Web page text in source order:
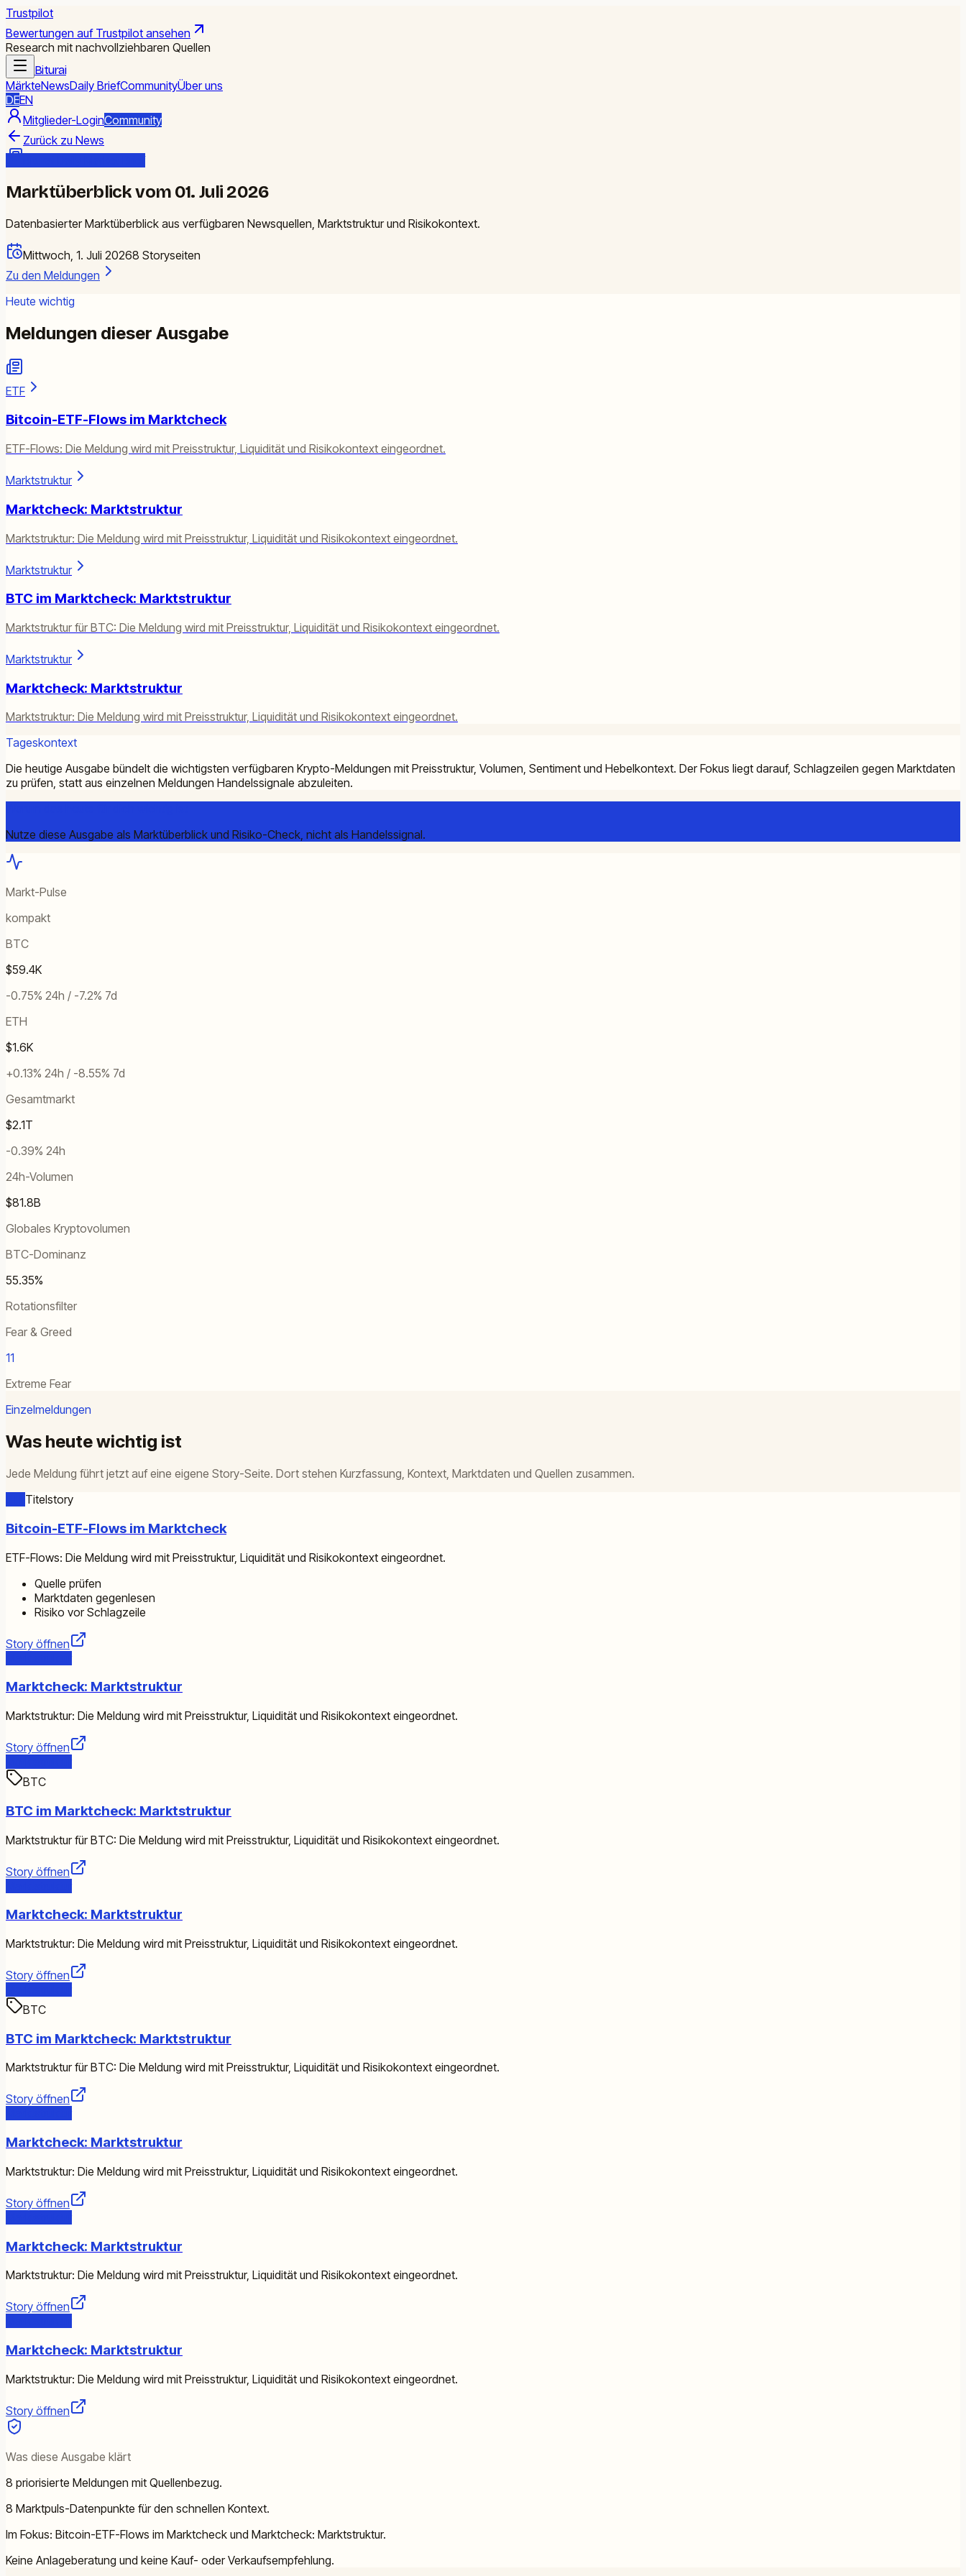
Trustpilot
Bewertungen auf Trustpilot ansehen
Research mit nachvollziehbaren Quellen
Biturai
MärkteNewsDaily BriefCommunityÜber uns
DEEN
Mitglieder-LoginCommunity
Zurück zu News
Marktüberblick vom 01. Juli 2026
Datenbasierter Marktüberblick aus verfügbaren Newsquellen, Marktstruktur und Risikokontext.
Mittwoch, 1. Juli 20268 Storyseiten
Zu den Meldungen
Heute wichtig
Meldungen dieser Ausgabe
ETF
Bitcoin-ETF-Flows im Marktcheck
ETF-Flows: Die Meldung wird mit Preisstruktur, Liquidität und Risikokontext eingeordnet.
Marktstruktur
Marktcheck: Marktstruktur
Marktstruktur: Die Meldung wird mit Preisstruktur, Liquidität und Risikokontext eingeordnet.
Marktstruktur
BTC im Marktcheck: Marktstruktur
Marktstruktur für BTC: Die Meldung wird mit Preisstruktur, Liquidität und Risikokontext eingeordnet.
Marktstruktur
Marktcheck: Marktstruktur
Marktstruktur: Die Meldung wird mit Preisstruktur, Liquidität und Risikokontext eingeordnet.
Tageskontext
Die heutige Ausgabe bündelt die wichtigsten verfügbaren Krypto-Meldungen mit Preisstruktur, Volumen, Sentiment und Hebelkontext. Der Fokus liegt darauf, Schlagzeilen gegen Marktdaten
zu prüfen, statt aus einzelnen Meldungen Handelssignale abzuleiten.
Nutze diese Ausgabe als Marktüberblick und Risiko-Check, nicht als Handelssignal.
Markt-Pulse
kompakt
BTC
$59.4K
-0.75% 24h / -7.2% 7d
ETH
$1.6K
+0.13% 24h / -8.55% 7d
Gesamtmarkt
$2.1T
-0.39% 24h
24h-Volumen
$81.8B
Globales Kryptovolumen
BTC-Dominanz
55.35%
Rotationsfilter
Fear & Greed
11
Extreme Fear
Einzelmeldungen
Was heute wichtig ist
Jede Meldung führt jetzt auf eine eigene Story-Seite. Dort stehen Kurzfassung, Kontext, Marktdaten und Quellen zusammen.
Titelstory
Bitcoin-ETF-Flows im Marktcheck
ETF-Flows: Die Meldung wird mit Preisstruktur, Liquidität und Risikokontext eingeordnet.
Quelle prüfen
Marktdaten gegenlesen
Risiko vor Schlagzeile
Story öffnen
Marktcheck: Marktstruktur
Marktstruktur: Die Meldung wird mit Preisstruktur, Liquidität und Risikokontext eingeordnet.
Story öffnen
BTC
BTC im Marktcheck: Marktstruktur
Marktstruktur für BTC: Die Meldung wird mit Preisstruktur, Liquidität und Risikokontext eingeordnet.
Story öffnen
Marktcheck: Marktstruktur
Marktstruktur: Die Meldung wird mit Preisstruktur, Liquidität und Risikokontext eingeordnet.
Story öffnen
BTC
BTC im Marktcheck: Marktstruktur
Marktstruktur für BTC: Die Meldung wird mit Preisstruktur, Liquidität und Risikokontext eingeordnet.
Story öffnen
Marktcheck: Marktstruktur
Marktstruktur: Die Meldung wird mit Preisstruktur, Liquidität und Risikokontext eingeordnet.
Story öffnen
Marktcheck: Marktstruktur
Marktstruktur: Die Meldung wird mit Preisstruktur, Liquidität und Risikokontext eingeordnet.
Story öffnen
Marktcheck: Marktstruktur
Marktstruktur: Die Meldung wird mit Preisstruktur, Liquidität und Risikokontext eingeordnet.
Story öffnen
Was diese Ausgabe klärt
8 priorisierte Meldungen mit Quellenbezug.
8 Marktpuls-Datenpunkte für den schnellen Kontext.
Im Fokus: Bitcoin-ETF-Flows im Marktcheck und Marktcheck: Marktstruktur.
Keine Anlageberatung und keine Kauf- oder Verkaufsempfehlung.